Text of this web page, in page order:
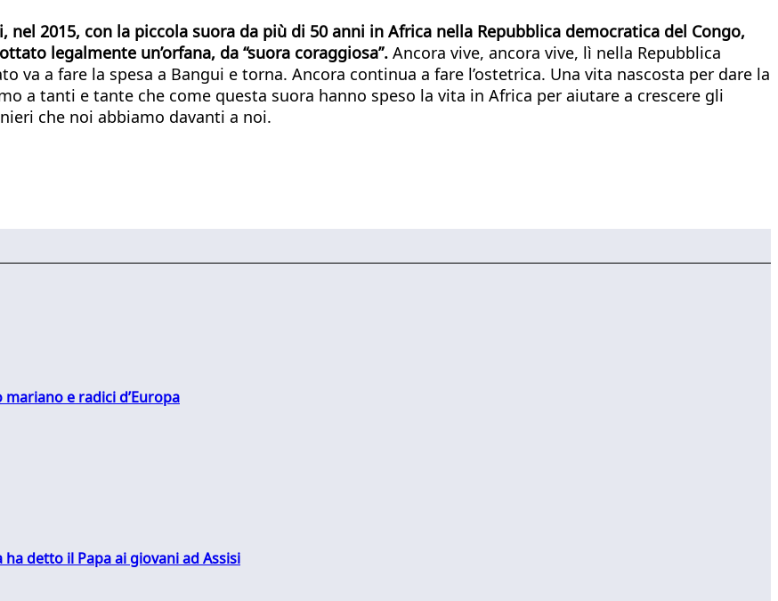
nel 2015, con la piccola suora da più di 50 anni in Africa nella Repubblica democratica del Congo,
legalmente un’orfana, da “suora coraggiosa”. Ancora vive, ancora vive, lì nella Repubblica
va a fare la spesa a Bangui e torna. Ancora continua a fare l’ostetrica. Una vita nascosta per dare la
a tanti e tante che come questa suora hanno speso la vita in Africa per aiutare a crescere gli
che noi abbiamo davanti a noi.
e radici d’Europa
detto il Papa ai giovani ad Assisi